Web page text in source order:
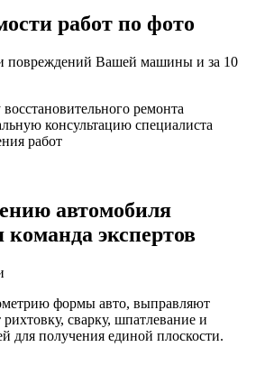
работ по фото
повреждений Вашей машины и за 10
ремонта
консультацию специалиста
работ
автомобиля
команда экспертов
формы авто, выправляют
сварку, шпатлевание и
для получения единой плоскости.